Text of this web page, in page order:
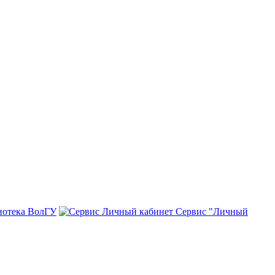
ВолГУ Сервис "Личный